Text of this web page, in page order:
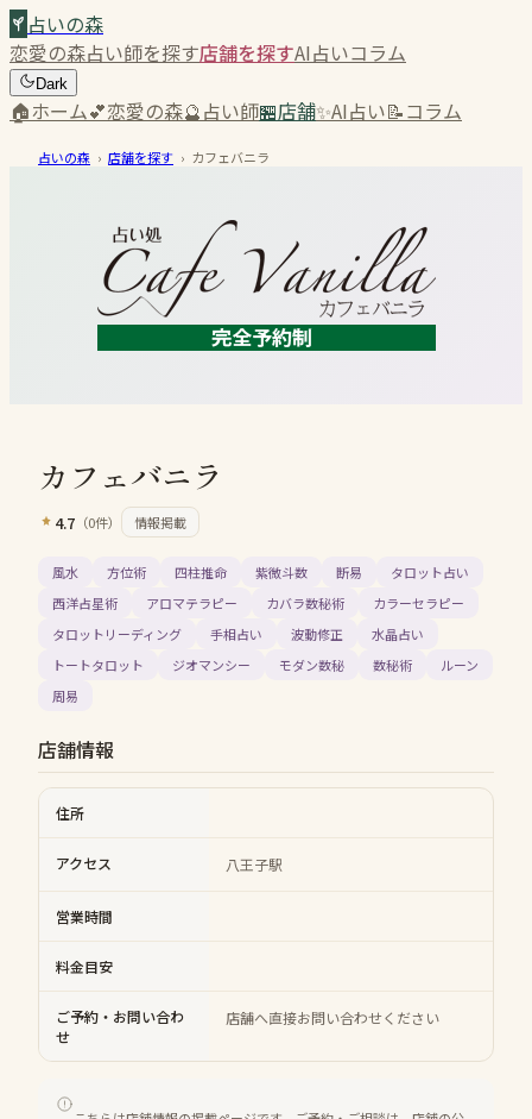
占いの森
恋愛の森占い師を探す店舗を探すAI占いコラム
Dark
🏠ホーム💕恋愛の森🔮占い師🏪店舗✨AI占い📝コラム
占いの森 › 店舗を探す › カフェバニラ
カフェバニラ
4.7 （0件） 情報掲載
風水 方位術 四柱推命 紫微斗数 断易
タロット占い
西洋占星術
アロマテラピー カバラ数秘術
カラーセラピー
タロットリーディング
手相占い 波動修正
水晶占い
トートタロット
ジオマンシー モダン数秘 数秘術
ルーン
周易
店舗情報
住所
アクセス 八王子駅
営業時間
料金目安
ご予約・お問い合わ
せ
店舗へ直接お問い合わせください